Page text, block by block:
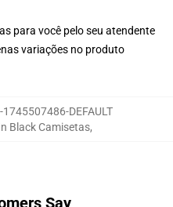
para você pelo seu atendente
variações no produto
DEFAULT
Black Camisetas,
Say